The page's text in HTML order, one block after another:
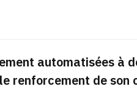
automatisées à
renforcement de